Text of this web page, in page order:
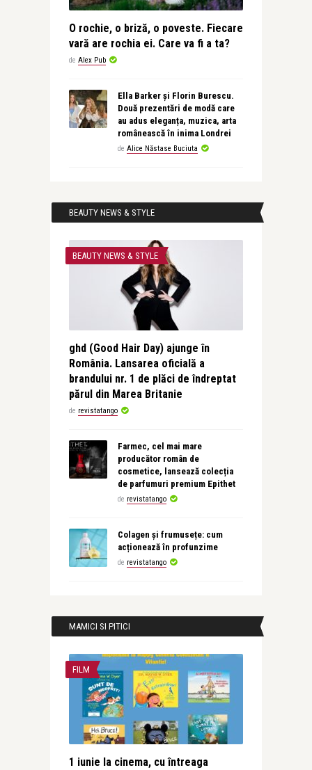
O rochie, o briză, o poveste. Fiecare
vară are rochia ei. Care va fi a ta?
de Alex Pub
Ella Barker și Florin Burescu.
Două prezentări de modă care
au adus eleganța, muzica, arta
românească în inima Londrei
de Alice Năstase Buciuta
BEAUTY NEWS & STYLE
BEAUTY NEWS & STYLE
ghd (Good Hair Day) ajunge în
România. Lansarea oficială a
brandului nr. 1 de plăci de îndreptat
părul din Marea Britanie
de revistatango
Farmec, cel mai mare
producător român de
cosmetice, lansează colecția
de parfumuri premium Epithet
de revistatango
Colagen și frumusețe: cum
acționează în profunzime
de revistatango
MAMICI SI PITICI
FILM
1 iunie la cinema, cu întreaga